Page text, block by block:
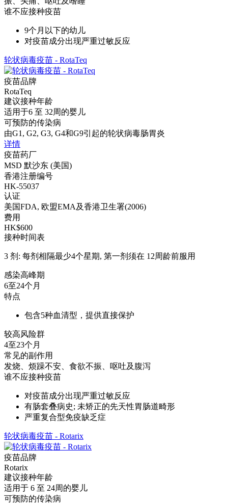
谁不应接种疫苗
9个月以下的幼儿
对疫苗成分出现严重过敏反应
轮状病毒疫苗 - RotaTeq
疫苗品牌
RotaTeq
建议接种年龄
适用于6 至 32周的婴儿
可预防的传染病
由G1, G2, G3, G4和G9引起的轮状病毒肠胃炎
详情
疫苗药厂
MSD 默沙东 (美国)
香港注册编号
HK-55037
认证
美国FDA, 欧盟EMA及香港卫生署(2006)
费用
HK$600
接种时间表
3 剂: 每剂相隔最少4个星期, 第一剂须在 12周龄前服用
感染高峰期
6至24个月
特点
包含5种血清型，提供直接保护
较高风险群
4至23个月
常见的副作用
发烧、烦躁不安、食欲不振、呕吐及腹泻
谁不应接种疫苗
对疫苗成分出现严重过敏反应
有肠套叠病史; 未矫正的先天性胃肠道畸形
严重复合型免疫缺乏症
轮状病毒疫苗 - Rotarix
疫苗品牌
Rotarix
建议接种年龄
适用于 6 至 24周的婴儿
可预防的传染病